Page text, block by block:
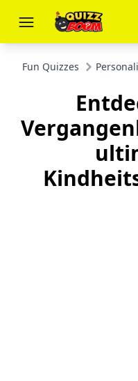
Fun Quizzes